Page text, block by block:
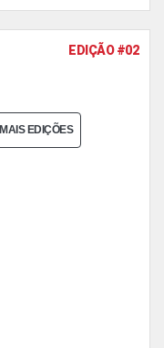
EDIÇÃO #02
MAIS EDIÇÕES